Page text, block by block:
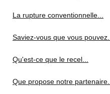
La rupture conventionnelle...
Saviez-vous que vous pouvez...
Qu'est-ce que le recel...
Que propose notre partenaire...